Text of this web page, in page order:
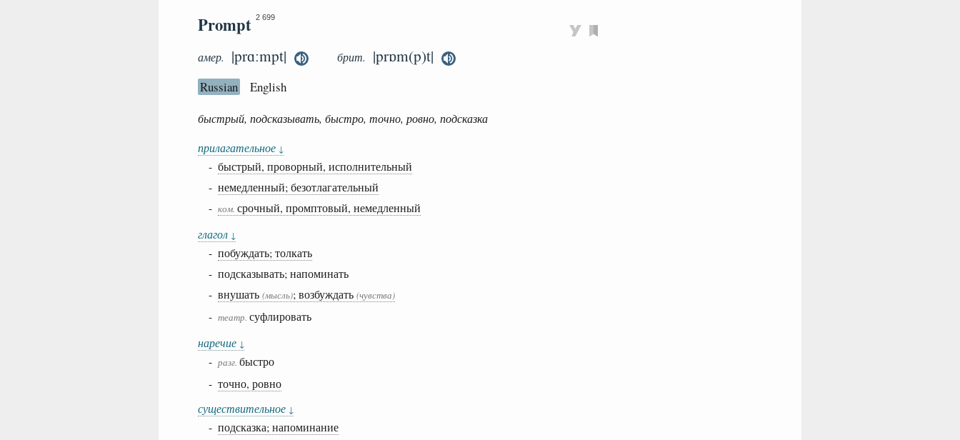
Prompt 2 699
амер. |prɑːmpt| брит. |prɒm(p)t|
Russian English
быстрый, подсказывать, быстро, точно, ровно, подсказка
прилагательное ↓
- быстрый, проворный, исполнительный
- немедленный; безотлагательный
- ком. срочный, промптовый, немедленный
глагол ↓
- побуждать; толкать
- подсказывать; напоминать
- внушать (мысль); возбуждать (чувства)
- театр. суфлировать
наречие ↓
- разг. быстро
- точно, ровно
существительное ↓
- подсказка; напоминание